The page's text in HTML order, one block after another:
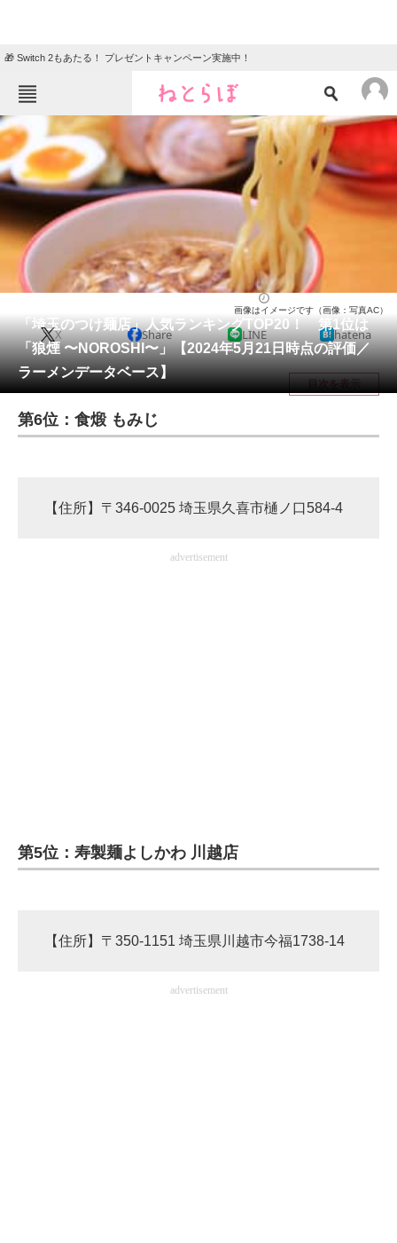
🎁 Switch 2もあたる！ プレゼントキャンペーン実施中！
ねとらぼメニュー
TOP ニュース
エンタメ クイズ
グルメ
住まい 教育・育児
動物 リサーチ
会員記事
メディア
注目記事を集めた総合ページ
ITの今と未来を見通す
進化するPCとデバイスの未来
IT製品の技術・比較・事例
モノづくり技術者専門サイト
「埼玉のつけ麺店」人気ランキングTOP20！ 第1位は
「狼煙 〜NOROSHI〜」【2024年5月21日時点の評価／
ラーメンデータベース】
画像はイメージです（画像：写真AC）
X Share LINE hatena
目次を表示
第6位：食煅 もみじ
【住所】〒346-0025 埼玉県久喜市樋ノ口584-4
advertisement
第5位：寿製麺よしかわ 川越店
【住所】〒350-1151 埼玉県川越市今福1738-14
advertisement